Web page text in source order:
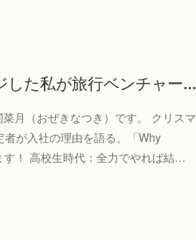
した私が旅行ベンチャー…
月（おぜきなつき）です。 クリスマ
が入社の理由を語る、「Why
！ 高校生時代：全力でやれば結…